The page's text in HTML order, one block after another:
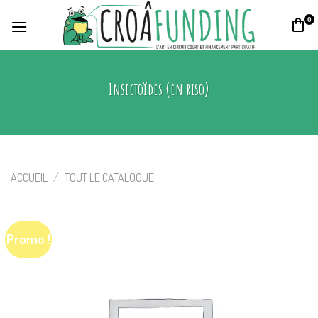
0
Insectoïdes (en riso)
ACCUEIL / TOUT LE CATALOGUE
Promo !